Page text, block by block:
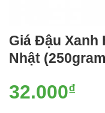
Giá Đậu Xanh
Nhật
32.000₫